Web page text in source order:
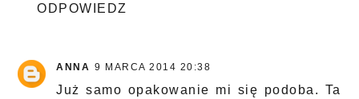
ODPOWIEDZ
ANNA 9 MARCA 2014 20:38
Już samo opakowanie mi się podoba. Ta